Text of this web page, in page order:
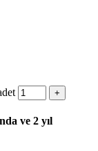
ve 2 yıl